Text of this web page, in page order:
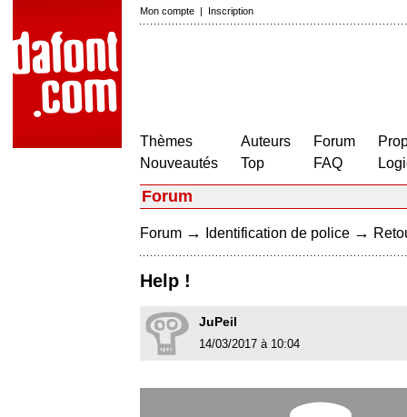
Mon compte | Inscription
Thèmes
Nouveautés
Auteurs
Top
Forum
FAQ
Forum
Forum → Identification de police →
Help !
JuPeil
14/03/2017 à 10:04